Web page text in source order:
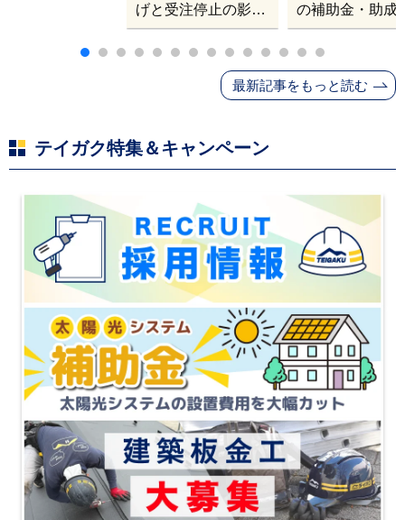
げと受注停止の影響
｜塗料・屋根材・シ
ンナー・断熱材・ル
ーフィングの値上げ
と材料入手困難・出
の補助金・助成
業
最新記事をもっと読む
テイガク特集＆キャンペーン